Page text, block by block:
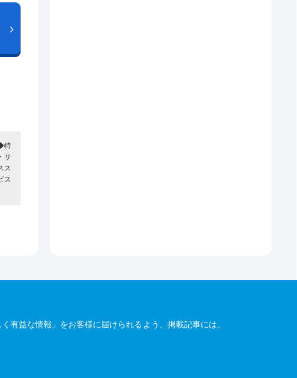
特
サ
ス
ス
有益な情報」をお客様に届けられるよう、掲載記事には、